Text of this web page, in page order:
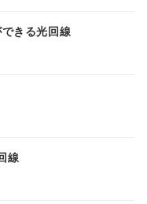
きる光回線
線